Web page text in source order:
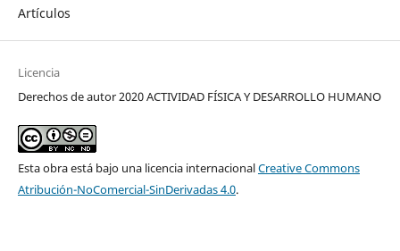
Artículos
Licencia
Derechos de autor 2020 ACTIVIDAD FÍSICA Y DESARROLLO HUMANO
Esta obra está bajo una licencia internacionalCreative Commons
Atribución-NoComercial-SinDerivadas 4.0.